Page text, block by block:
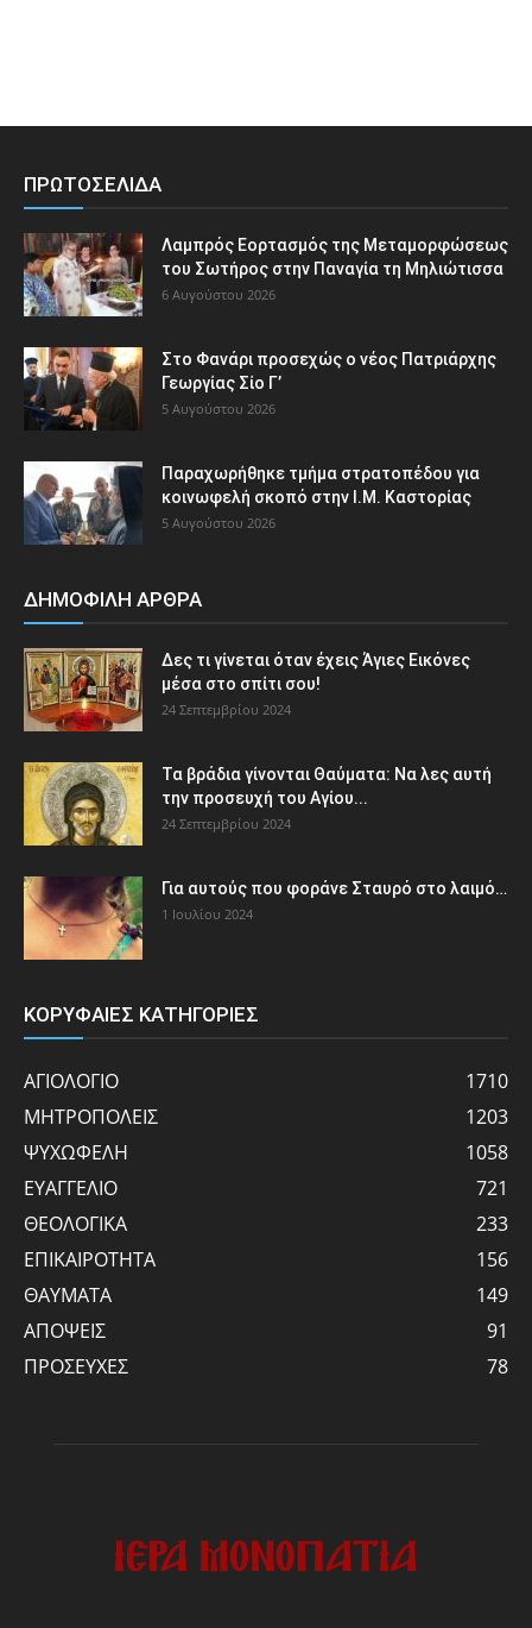
ΠΡΩΤΟΣΕΛΙΔΑ
Λαμπρός Εορτασμός της Μεταμορφώσεως
του Σωτήρος στην Παναγία τη Μηλιώτισσα
6 Αυγούστου 2026
Στο Φανάρι προσεχώς ο νέος Πατριάρχης
Γεωργίας Σίο Γ’
5 Αυγούστου 2026
Παραχωρήθηκε τμήμα στρατοπέδου για
κοινωφελή σκοπό στην Ι.Μ. Καστορίας
5 Αυγούστου 2026
ΔΗΜΟΦΙΛΗ ΑΡΘΡΑ
Δες τι γίνεται όταν έχεις Άγιες Εικόνες
μέσα στο σπίτι σου!
24 Σεπτεμβρίου 2024
Τα βράδια γίνονται Θαύματα: Να λες αυτή
την προσευχή του Αγίου...
24 Σεπτεμβρίου 2024
Για αυτούς που φοράνε Σταυρό στο λαιμό…
1 Ιουλίου 2024
ΚΟΡΥΦΑΙΕΣ ΚΑΤΗΓΟΡΙΕΣ
ΑΓΙΟΛΟΓΙΟ
1710
ΜΗΤΡΟΠΟΛΕΙΣ
1203
ΨΥΧΩΦΕΛΗ
1058
ΕΥΑΓΓΕΛΙΟ
721
ΘΕΟΛΟΓΙΚΑ
233
ΕΠΙΚΑΙΡΟΤΗΤΑ
156
ΘΑΥΜΑΤΑ
149
ΑΠΟΨΕΙΣ
91
ΠΡΟΣΕΥΧΕΣ
78